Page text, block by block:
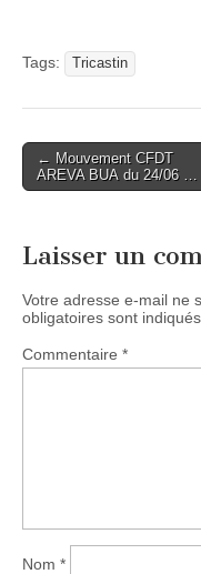
Tags: Tricastin
Post
navigation
← Mouvement CFDT
AREVA BUA du 24/06 …
Laisser un
Votre adresse e-mail ne
obligatoires sont
Commentaire *
Nom *